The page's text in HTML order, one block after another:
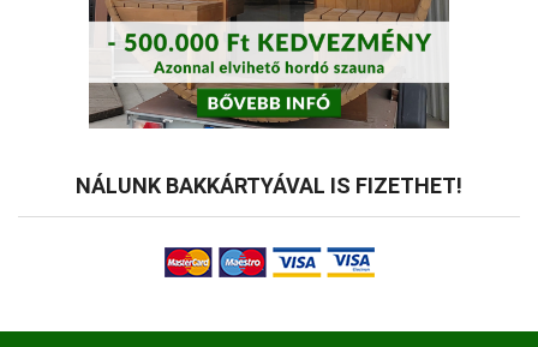
NÁLUNK BAKKÁRTYÁVAL IS FIZETHET!